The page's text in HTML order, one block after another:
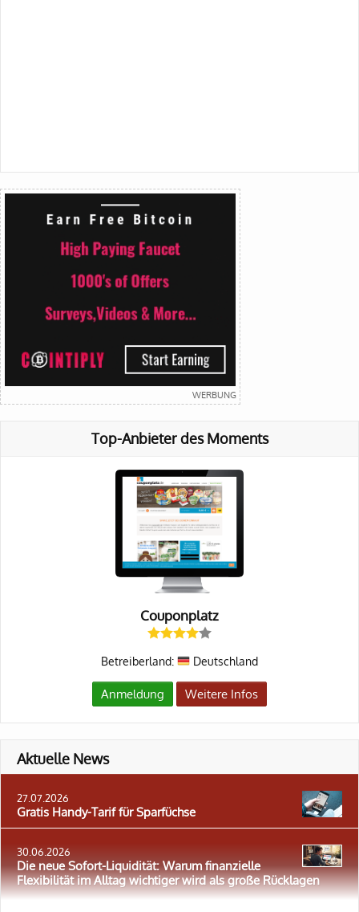
Top-Anbieter des Moments
Couponplatz
Betreiberland: Deutschland
Anmeldung Weitere Infos
Aktuelle News
27.07.2026
Gratis Handy-Tarif für Sparfüchse
30.06.2026
Die neue Sofort-Liquidität: Warum finanzielle
Flexibilität im Alltag wichtiger wird als große Rücklagen